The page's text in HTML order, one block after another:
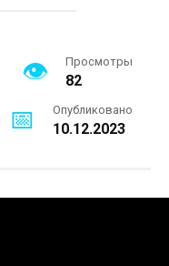
Просмотры
82
Опубликовано
10.12.2023